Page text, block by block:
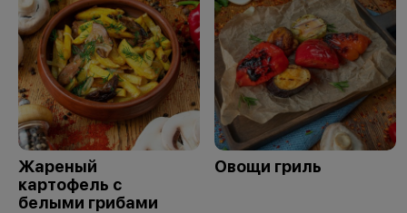
Жареный
картофель с
белыми грибами
Овощи гриль